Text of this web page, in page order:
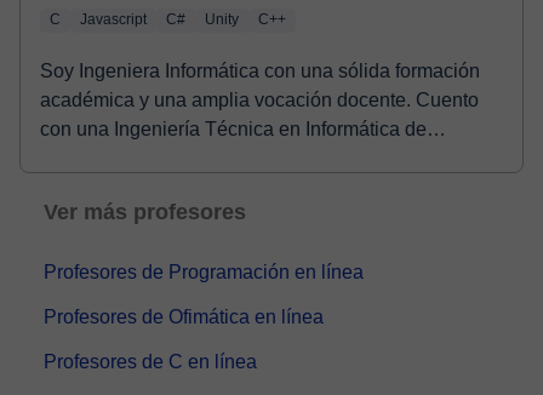
C Javascript C# Unity C++
Soy Ingeniera Informática con una sólida formación
académica y una amplia vocación docente. Cuento
con una Ingeniería Técnica en Informática de
Ver más profesores
Profesores de Programación en línea
Profesores de Ofimática en línea
Profesores de C en línea